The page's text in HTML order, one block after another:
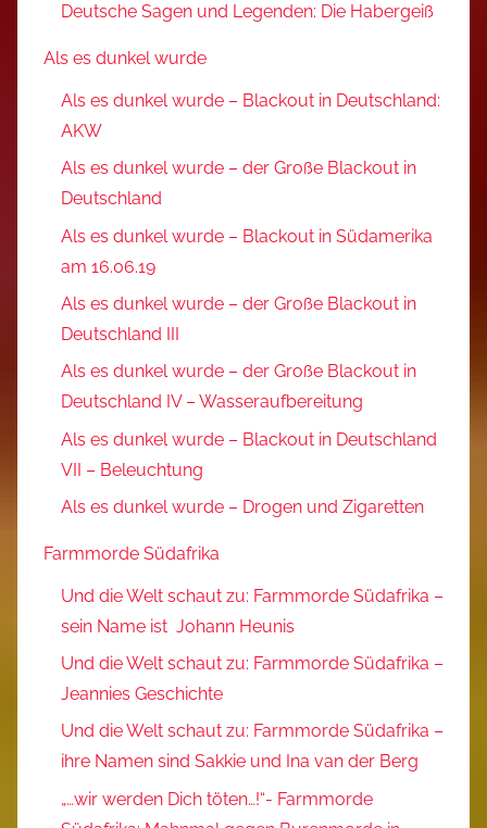
Deutsche Sagen und Legenden: Die Habergeiß
Als es dunkel wurde
Als es dunkel wurde – Blackout in Deutschland:
AKW
Als es dunkel wurde – der Große Blackout in
Deutschland
Als es dunkel wurde – Blackout in Südamerika
am 16.06.19
Als es dunkel wurde – der Große Blackout in
Deutschland III
Als es dunkel wurde – der Große Blackout in
Deutschland IV – Wasseraufbereitung
Als es dunkel wurde – Blackout in Deutschland
VII – Beleuchtung
Als es dunkel wurde – Drogen und Zigaretten
Farmmorde Südafrika
Und die Welt schaut zu: Farmmorde Südafrika –
sein Name ist Johann Heunis
Und die Welt schaut zu: Farmmorde Südafrika –
Jeannies Geschichte
Und die Welt schaut zu: Farmmorde Südafrika –
ihre Namen sind Sakkie und Ina van der Berg
„…wir werden Dich töten…!“- Farmmorde